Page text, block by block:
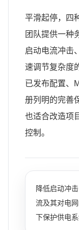
平滑起停，四
团队提供一种
启动电流冲击
速调节复杂度
已发布配置、
册列明的完善
也适合改造项
控制。
降低启动冲
流及其对电
下保护供电系